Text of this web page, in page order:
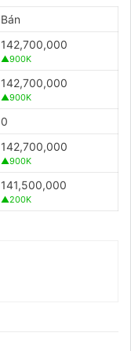
Bán
142,700,000
▲900K
142,700,000
▲900K
0
142,700,000
▲900K
141,500,000
▲200K